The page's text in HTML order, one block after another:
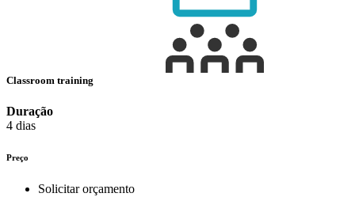
Classroom training
Duração
4 dias
Preço
Solicitar orçamento